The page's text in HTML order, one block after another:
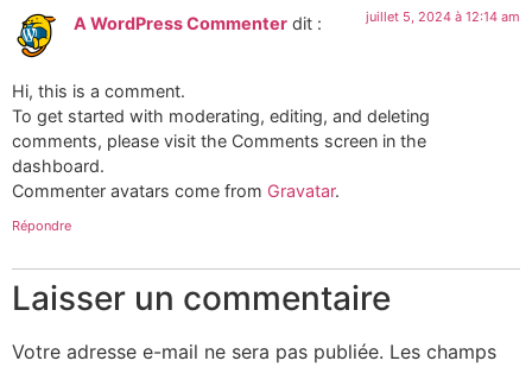
A WordPress Commenter dit : juillet 5, 2024 à 12:14 am
Hi, this is a comment.
To get started with moderating, editing, and deleting
comments, please visit the Comments screen in the
dashboard.
Commenter avatars come from Gravatar.
Répondre
Laisser un commentaire
Votre adresse e-mail ne sera pas publiée. Les champs